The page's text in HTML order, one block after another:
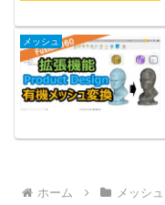
メッシュ
ホーム メッシュ